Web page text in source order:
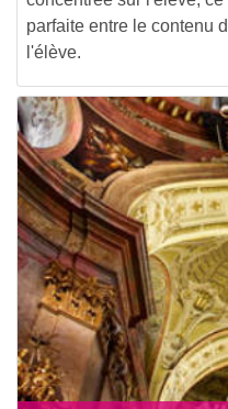
parfaite entre le contenu
l'élève.